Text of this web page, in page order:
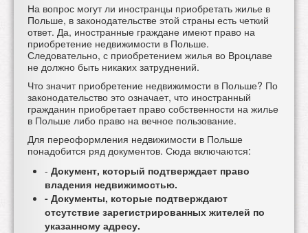
На вопрос могут ли иностранцы приобретать жилье в
Польше, в законодательстве этой страны есть четкий
ответ. Да, иностранные граждане имеют право на
приобретение недвижимости в Польше.
Следовательно, с приобретением жилья во Вроцлаве
не должно быть никаких затруднений.
Что значит приобретение недвижимости в Польше? По
законодательство это означает, что иностранный
гражданин приобретает право собственности на жилье
в Польше либо право на вечное пользование.
Для переоформления недвижимости в Польше
понадобится ряд документов. Сюда включаются:
- Документ, который подтверждает право
владения недвижимостью.
- Документы, которые подтверждают
отсутствие зарегистрированных жителей по
указанному адресу.